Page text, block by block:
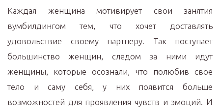
Каждая женщина мотивирует свои занятия
вумбилдингом тем, что хочет доставлять
удовольствие своему партнеру. Так поступает
большинство женщин, следом за ними идут
женщины, которые осознали, что полюбив свое
тело и саму себя, у них появится больше
возможностей для проявления чувств и эмоций. И